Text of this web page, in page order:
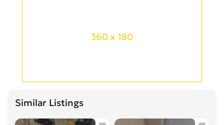
360 x 180
Similar Listings